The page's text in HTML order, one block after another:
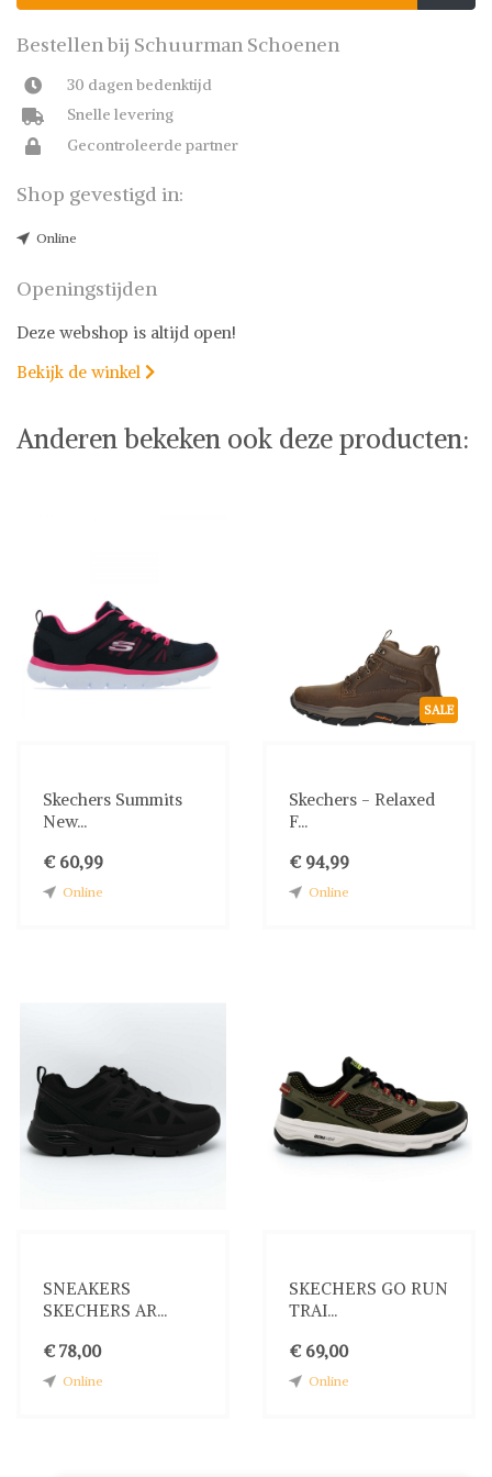
Bestellen bij Schuurman Schoenen
30 dagen bedenktijd
Snelle levering
Gecontroleerde partner
Shop gevestigd in:
Online
Openingstijden
Deze webshop is altijd open!
Bekijk de winkel 
Anderen bekeken ook deze producten:
Skechers Summits
New...
€ 60,99
Online
SALE
Skechers - Relaxed
F...
€ 94,99
Online
SNEAKERS
SKECHERS AR...
€ 78,00
Online
SKECHERS GO RUN
TRAI...
€ 69,00
Online